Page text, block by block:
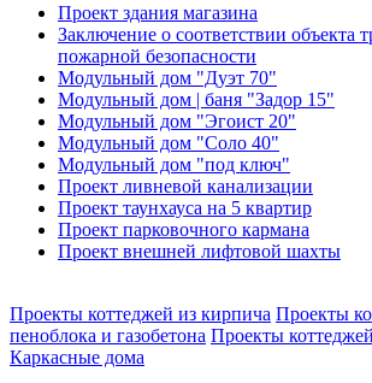
Проект здания магазина
Заключение о соответствии объекта
пожарной безопасности
Модульный дом "Дуэт 70"
Модульный дом | баня "Задор 15"
Модульный дом "Эгоист 20"
Модульный дом "Соло 40"
Модульный дом "под ключ"
Проект ливневой канализации
Проект таунхауса на 5 квартир
Проект парковочного кармана
Проект внешней лифтовой шахты
Проекты коттеджей из кирпича Проекты
пеноблока и газобетона Проекты
Каркасные дома